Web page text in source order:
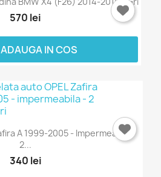
570 lei
ADAUGA IN COS
A 1999-2005 - Impermeabila -
2...
340 lei